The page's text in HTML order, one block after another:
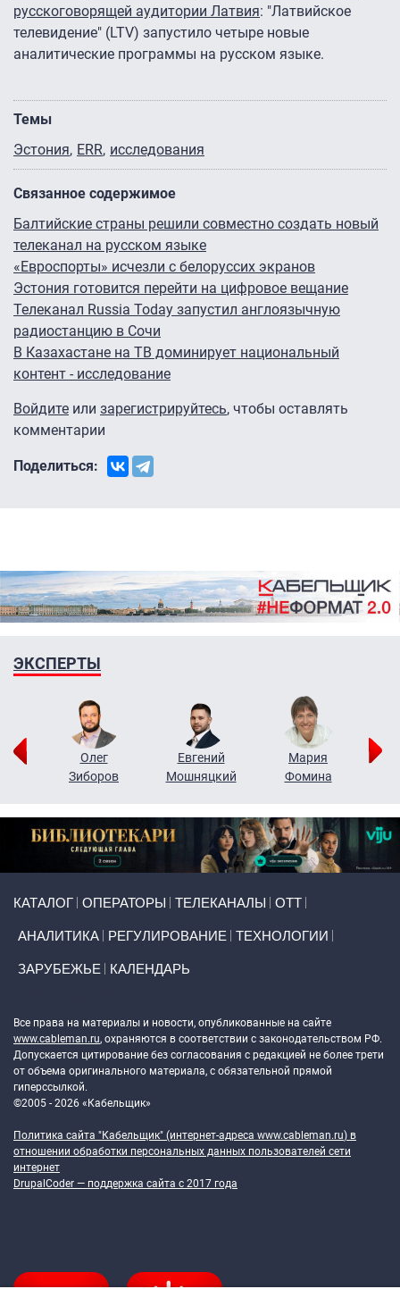
русскоговорящей аудитории Латвия: "Латвийское
телевидение" (LTV) запустило четыре новые
аналитические программы на русском языке.
Темы
Эстония ERR исследования
Связанное содержимое
Балтийские страны решили совместно создать новый
телеканал на русском языке
«Евроспорты» исчезли с белоруссих экранов
Эстония готовится перейти на цифровое вещание
Телеканал Russia Today запустил англоязычную
радиостанцию в Сочи
В Казахастане на ТВ доминирует национальный
контент - исследование
Войдите или зарегистрируйтесь, чтобы оставлять
комментарии
Поделиться:
ЭКСПЕРТЫ
Олег
Зиборов
Евгений
Мошняцкий
Мария
Фомина
КАТАЛОГ ОПЕРАТОРЫ ТЕЛЕКАНАЛЫ ОТТ
АНАЛИТИКА РЕГУЛИРОВАНИЕ ТЕХНОЛОГИИ
ЗАРУБЕЖЬЕ КАЛЕНДАРЬ
Все права на материалы и новости, опубликованные на сайте
www.cableman.ru, охраняются в соответствии с законодательством РФ.
Допускается цитирование без согласования с редакцией не более трети
от объема оригинального материала, с обязательной прямой
гиперссылкой.
©2005 - 2026 «Кабельщик»
Политика сайта "Кабельщик" (интернет-адреса www.cableman.ru) в
отношении обработки персональных данных пользователей сети
интернет
DrupalCoder — поддержка сайта c 2017 года